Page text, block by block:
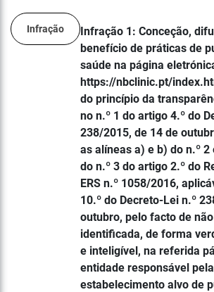
Infração
Infração 1: Conceção,
benefício de práticas de
saúde na página
https://nbclinic.pt/
do princípio da
no n.º 1 do artigo 4.º do
238/2015, de 14 de
as alíneas a) e b) do n.º
do n.º 3 do artigo 2.º do
ERS n.º 1058/2016,
10.º do Decreto-Lei n.º
outubro, pelo facto de
identificada, de forma
e inteligível, na referida
entidade responsável
estabelecimento alvo de